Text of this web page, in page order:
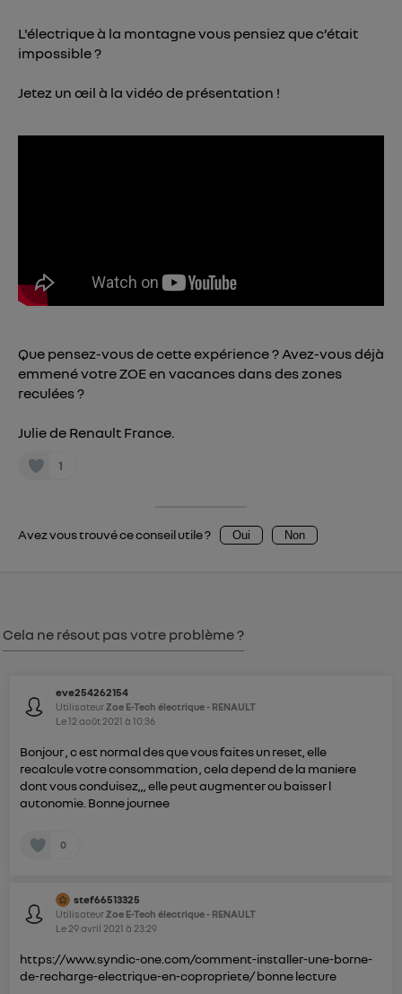
L'électrique à la montagne vous pensiez que c’était
impossible ?
Jetez un œil à la vidéo de présentation !
Que pensez-vous de cette expérience ? Avez-vous déjà
emmené votre ZOE en vacances dans des zones
reculées ?
Julie de Renault France.
1
Avez vous trouvé ce conseil utile ? Oui Non
Cela ne résout pas votre problème ?
eve254262154
UtilisateurZoe E-Tech électrique - RENAULT
Le12 août 2021 à10:36
Bonjour , c est normal des que vous faites un reset, elle
recalcule votre consommation , cela depend de la maniere
dont vous conduisez,,, elle peut augmenter ou baisser l
autonomie. Bonne journee
0
stef66513325
UtilisateurZoe E-Tech électrique - RENAULT
Le 29 avril 2021 à 23:29
https://www.syndic-one.com/comment-installer-une-borne-
de-recharge-electrique-en-copropriete/bonne lecture
consentement sur
le portail d’Utiq
("
") ou via la page « gérer Utiq » en bas de ce site.
Politique d'information sur les données